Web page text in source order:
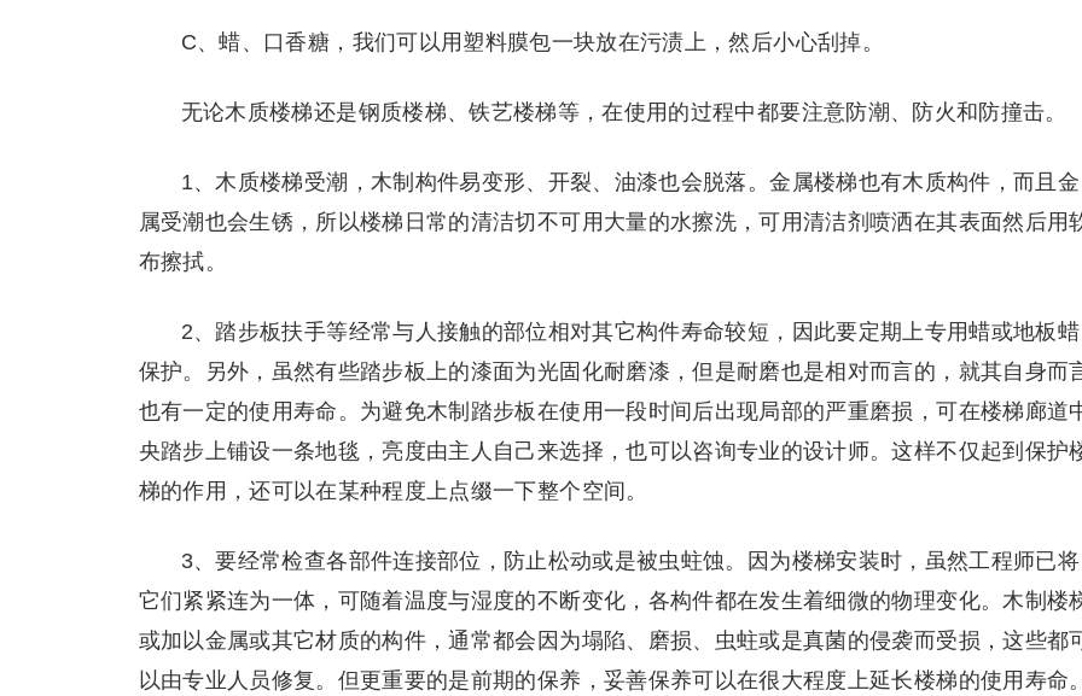
C、蜡、口香糖，我们可以用塑料膜包一块放在污渍上，然后小心刮掉。
无论木质楼梯还是钢质楼梯、铁艺楼梯等，在使用的过程中都要注意防潮、防火和防撞击。
1、木质楼梯受潮，木制构件易变形、开裂、油漆也会脱落。金属楼梯也有木质构件，而且金
属受潮也会生锈，所以楼梯日常的清洁切不可用大量的水擦洗，可用清洁剂喷洒在其表面然后用
布擦拭。
2、踏步板扶手等经常与人接触的部位相对其它构件寿命较短，因此要定期上专用蜡或地板蜡
保护。另外，虽然有些踏步板上的漆面为光固化耐磨漆，但是耐磨也是相对而言的，就其自身而
也有一定的使用寿命。为避免木制踏步板在使用一段时间后出现局部的严重磨损，可在楼梯廊道
央踏步上铺设一条地毯，亮度由主人自己来选择，也可以咨询专业的设计师。这样不仅起到保护
梯的作用，还可以在某种程度上点缀一下整个空间。
3、要经常检查各部件连接部位，防止松动或是被虫蛀蚀。因为楼梯安装时，虽然工程师已将
它们紧紧连为一体，可随着温度与湿度的不断变化，各构件都在发生着细微的物理变化。木制楼
或加以金属或其它材质的构件，通常都会因为塌陷、磨损、虫蛀或是真菌的侵袭而受损，这些都
以由专业人员修复。但更重要的是前期的保养，妥善保养可以在很大程度上延长楼梯的使用寿命。